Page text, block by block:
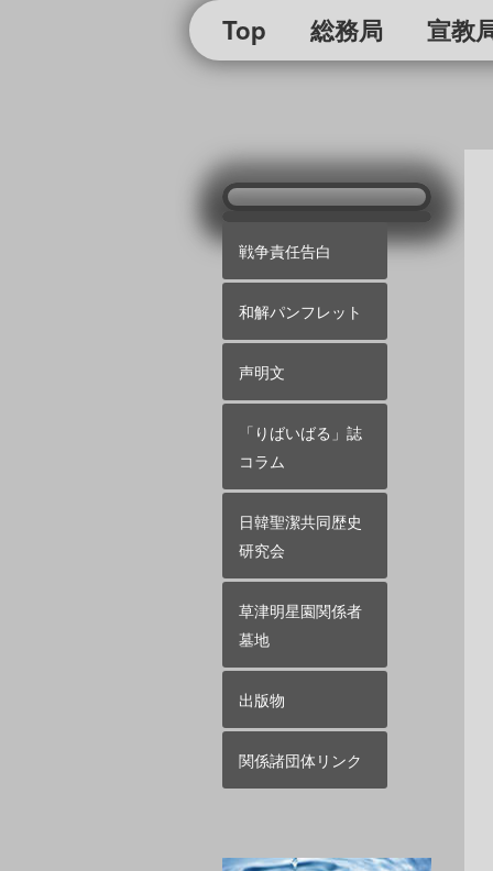
Top 総務局 宣教
戦争責任告白
和解パンフレット
声明文
「りばいばる」誌
コラム
日韓聖潔共同歴史
研究会
草津明星園関係者
墓地
出版物
関係諸団体リンク